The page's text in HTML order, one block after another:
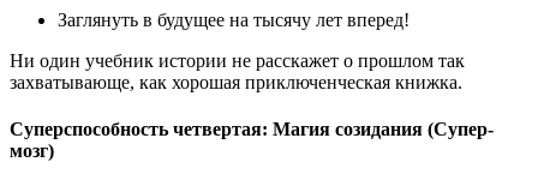
Заглянуть в будущее на тысячу лет вперед!
Ни один учебник истории не расскажет о прошлом так
захватывающе, как хорошая приключенческая книжка.
Суперспособность четвертая: Магия созидания (Супер-
мозг)